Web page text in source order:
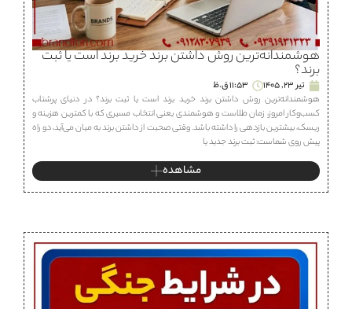
هوشمندانه‌ترین روش داشتن برند خرید برند است یا ثبت
برند؟
تیر 23, 1405
11:53 ق.ظ
هوشمندانه‌ترین روش داشتن برند خرید برند است یا ثبت برند؟ در دنیای پرشتاب
کسب‌وکار امروز، زمان طلاست و هوشمندی یعنی انتخاب مسیری که با کمترین هزینه و
ریسک، بیشترین بازدهی را داشته باشد. وقتی صحبت از داشتن برند به میان می‌آید، دو راه
پیش روی شماست: ثبت برند جدید یا
مشاهده